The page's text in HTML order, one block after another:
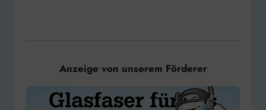
Anzeige von unserem Förderer